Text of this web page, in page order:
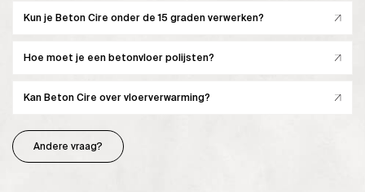
Kun je Beton Cire onder de 15 graden verwerken?
Hoe moet je een betonvloer polijsten?
Kan Beton Cire over vloerverwarming?
Andere vraag?